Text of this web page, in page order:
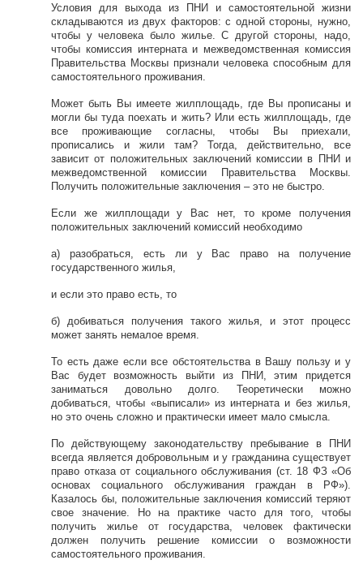
Условия для выхода из ПНИ и самостоятельной жизни
складываются из двух факторов: с одной стороны, нужно,
чтобы у человека было жилье. С другой стороны, надо,
чтобы комиссия интерната и межведомственная комиссия
Правительства Москвы признали человека способным для
самостоятельного проживания.
Может быть Вы имеете жилплощадь, где Вы прописаны и
могли бы туда поехать и жить? Или есть жилплощадь, где
все проживающие согласны, чтобы Вы приехали,
прописались и жили там? Тогда, действительно, все
зависит от положительных заключений комиссии в ПНИ и
межведомственной комиссии Правительства Москвы.
Получить положительные заключения – это не быстро.
Если же жилплощади у Вас нет, то кроме получения
положительных заключений комиссий необходимо
а) разобраться, есть ли у Вас право на получение
государственного жилья,
и если это право есть, то
б) добиваться получения такого жилья, и этот процесс
может занять немалое время.
То есть даже если все обстоятельства в Вашу пользу и у
Вас будет возможность выйти из ПНИ, этим придется
заниматься довольно долго. Теоретически можно
добиваться, чтобы «выписали» из интерната и без жилья,
но это очень сложно и практически имеет мало смысла.
По действующему законодательству пребывание в ПНИ
всегда является добровольным и у гражданина существует
право отказа от социального обслуживания (ст. 18 ФЗ «Об
основах социального обслуживания граждан в РФ»).
Казалось бы, положительные заключения комиссий теряют
свое значение. Но на практике часто для того, чтобы
получить жилье от государства, человек фактически
должен получить решение комиссии о возможности
самостоятельного проживания.